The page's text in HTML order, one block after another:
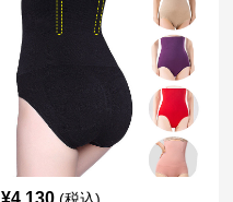
¥4,130